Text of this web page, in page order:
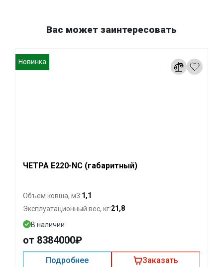
Вас может заинтересовать
Новинка
ЧЕТРА E220-NC (габаритный)
Объем ковша, м3:1,1
Эксплуатационный вес, кг:21,8
В наличии
от 8384000₽
Подробнее Заказать